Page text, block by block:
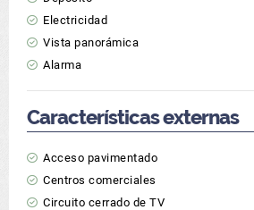
Electricidad
Vista panorámica
Alarma
Características externas
Acceso pavimentado
Centros comerciales
Circuito cerrado de TV